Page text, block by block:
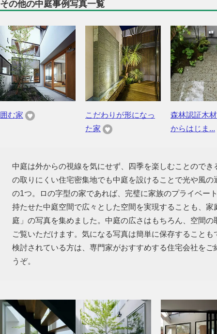
その他の中庭事例写真一覧
囲む家
こだわりが形になっ
た家
森林認証木
からはじま...
中庭は外からの視線を気にせず、四季を楽しむことので
の取りにくい住宅密集地でも中庭を設けることで光や風
の1つ。ロの字型の家であれば、完璧に家族のプライベー
持たせた中庭空間で広々とした空間を実現することも、
庭」の写真を集めました。中庭の広さはもちろん、空間
ご覧いただけます。気になる写真は簡単に保存すること
検討されている方は、専門家がおすすめする住宅会社を
うぞ。